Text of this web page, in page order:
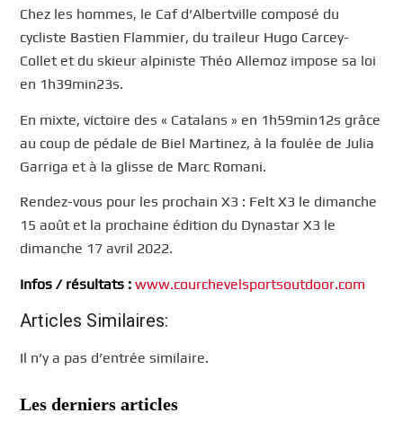
Chez les hommes, le Caf d’Albertville composé du
cycliste Bastien Flammier, du traileur Hugo Carcey-
Collet et du skieur alpiniste Théo Allemoz impose sa loi
en 1h39min23s.
En mixte, victoire des « Catalans » en 1h59min12s grâce
au coup de pédale de Biel Martinez, à la foulée de Julia
Garriga et à la glisse de Marc Romani.
Rendez-vous pour les prochain X3 : Felt X3 le dimanche
15 août et la prochaine édition du Dynastar X3 le
dimanche 17 avril 2022.
Infos / résultats :www.courchevelsportsoutdoor.com
Articles Similaires:
Il n’y a pas d’entrée similaire.
Les derniers articles